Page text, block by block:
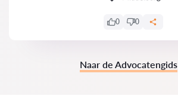
0 0
Naar de Advocatengids